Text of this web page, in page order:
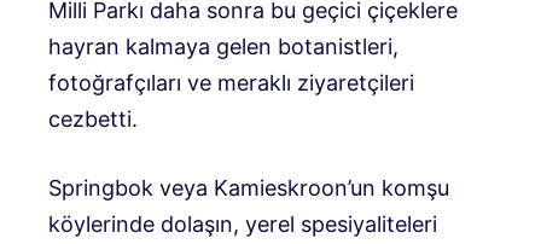
Milli Parkı daha sonra bu geçici çiçeklere
hayran kalmaya gelen botanistleri,
fotoğrafçıları ve meraklı ziyaretçileri
cezbetti.
Springbok veya Kamieskroon’un komşu
köylerinde dolaşın, yerel spesiyaliteleri